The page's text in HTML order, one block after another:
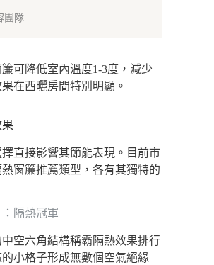
團隊
可降低室內溫度1-3度，減少
在西曬房間特別明顯。
直接影響其節能表現。目前市
窗簾推薦類型，各有其獨特的
隔熱冠軍
空六角結構稱霸隔熱效果排行
小格子形成無數個空氣絕緣